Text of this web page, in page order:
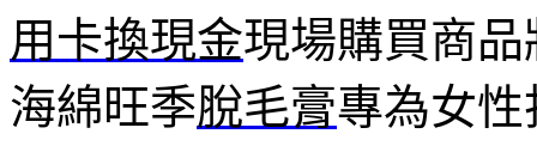
用卡換現金現場購買商
海綿旺季脫毛膏專為女